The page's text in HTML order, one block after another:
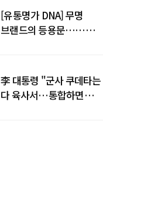
[유통명가 DNA] 무명
브랜드의 등용문……
李 대통령 "군사 쿠데타는
다 육사서…통합하면